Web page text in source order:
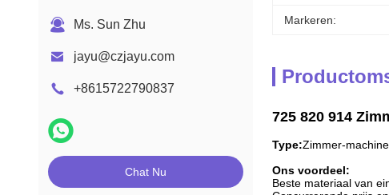
Ms. Sun Zhu
jayu@czjayu.com
+8615722790837
Chat Nu
Markeren:
725 820 914
Type:Zimmer-machine
Ons voordeel:
Beste materiaal van